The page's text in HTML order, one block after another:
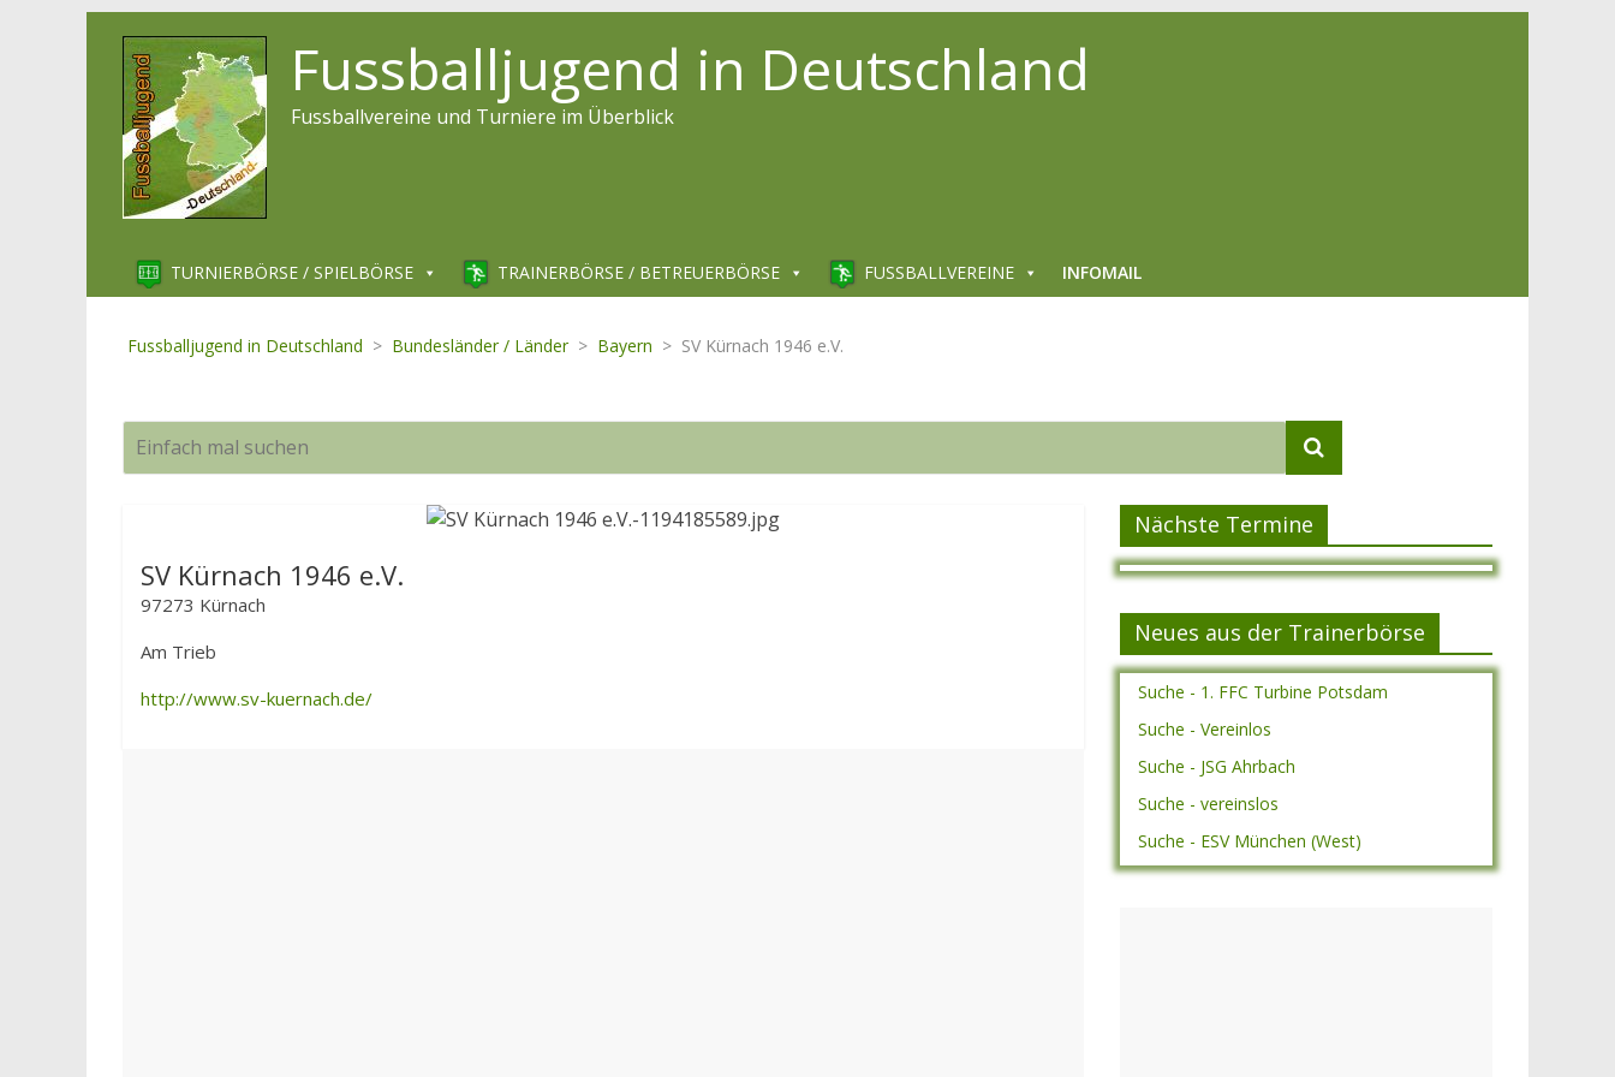
Fussballjugend in Deutschland
Fussballvereine und Turniere im Überblick
TURNIERBÖRSE / SPIELBÖRSE TRAINERBÖRSE / BETREUERBÖRSE FUSSBALLVEREINE INFOMAIL
Fussballjugend in Deutschland > Bundesländer / Länder > Bayern > SV Kürnach 1946 e.V.
SV Kürnach 1946 e.V.
97273 Kürnach
Am Trieb
http://www.sv-kuernach.de/
Nächste Termine
Neues aus der Trainerbörse
Suche - 1. FFC Turbine Potsdam
Suche - Vereinlos
Suche - JSG Ahrbach
Suche - vereinslos
Suche - ESV München (West)